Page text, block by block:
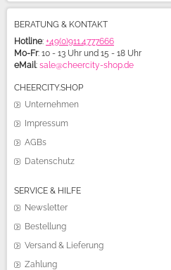
BERATUNG & KONTAKT
Hotline: +49(0)911.4777666
Mo-Fr: 10 - 13 Uhr und 15 - 18 Uhr
eMail: sale@cheercity-shop.de
CHEERCITY.SHOP
Unternehmen
Impressum
AGBs
Datenschutz
SERVICE & HILFE
Newsletter
Bestellung
Versand & Lieferung
Zahlung